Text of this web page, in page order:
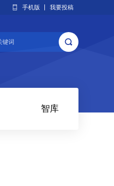
手机版 我要投稿
智库